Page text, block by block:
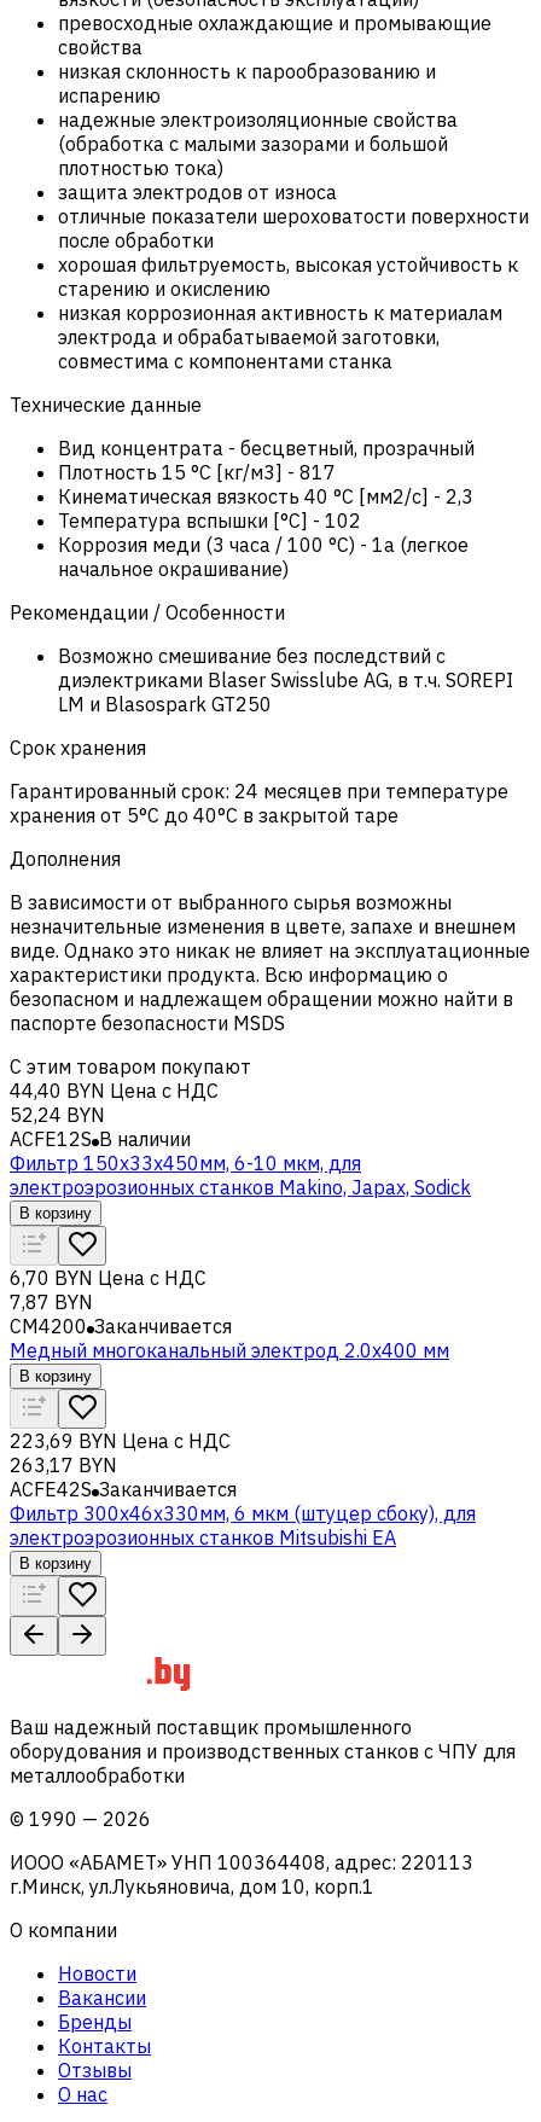
превосходные охлаждающие и промывающие
свойства
низкая склонность к парообразованию и
испарению
надежные электроизоляционные свойства
(обработка с малыми зазорами и большой
плотностью тока)
защита электродов от износа
отличные показатели шероховатости поверхности
после обработки
хорошая фильтруемость, высокая устойчивость к
старению и окислению
низкая коррозионная активность к материалам
электрода и обрабатываемой заготовки,
совместима с компонентами станка
Технические данные
Вид концентрата - бесцветный, прозрачный
Плотность 15 °C [кг/м3] - 817
Кинематическая вязкость 40 °C [мм2/с] - 2,3
Температура вспышки [°C] - 102
Коррозия меди (3 часа / 100 °C) - 1a (легкое
начальное окрашивание)
Рекомендации / Особенности
Возможно смешивание без последствий с
диэлектриками Blaser Swisslube AG, в т.ч. SOREPI
LM и Blasospark GT250
Срок хранения
Гарантированный срок: 24 месяцев при температуре
хранения от 5°C до 40°C в закрытой таре
Дополнения
В зависимости от выбранного сырья возможны
незначительные изменения в цвете, запахе и внешнем
виде. Однако это никак не влияет на эксплуатационные
характеристики продукта. Всю информацию о
безопасном и надлежащем обращении можно найти в
паспорте безопасности MSDS
С этим товаром покупают
44,40 BYN Цена с НДС
52,24 BYN
ACFE12S В наличии
Фильтр 150x33x450мм, 6-10 мкм, для
электроэрозионных станков Makino, Japax, Sodick
В корзину
6,70 BYN Цена с НДС
7,87 BYN
CM4200 Заканчивается
Медный многоканальный электрод 2.0x400 мм
В корзину
223,69 BYN Цена с НДС
263,17 BYN
ACFE42S Заканчивается
Фильтр 300x46х330мм, 6 мкм (штуцер сбоку), для
электроэрозионных станков Mitsubishi EA
В корзину
Ваш надежный поставщик промышленного
оборудования и производственных станков с ЧПУ для
металлообработки
© 1990 — 2026
ИООО «АБАМЕТ» УНП 100364408, адрес: 220113
г.Минск, ул.Лукьяновича, дом 10, корп.1
О компании
Новости
Вакансии
Бренды
Контакты
Отзывы
О нас